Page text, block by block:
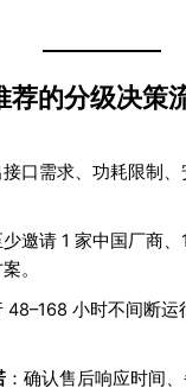
荐的分级决策
接口需求、功耗限制
邀请 1 家中国厂商
。
48–168 小时不间断运
：确认售后响应时间